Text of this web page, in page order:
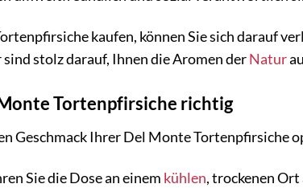
kaufen, können Sie sich darauf
stolz darauf, Ihnen die Aromen derNatur
Tortenpfirsiche richtig
Geschmack Ihrer Del Monte Tortenpfirsiche
Sie die Dose an einem kühlen, trockenen Ort